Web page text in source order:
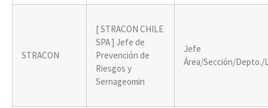
STRACON
[ STRACON CHILE
SPA ] Jefe de
Prevención de
Riesgos y
Sernageomin
Jefe
Área/Sección/Depto./